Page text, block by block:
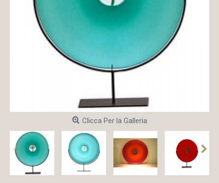
Clicca Per la Galleria